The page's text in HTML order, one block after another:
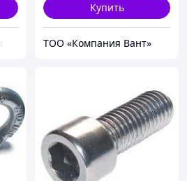
Купить
ТОО «Компания Вант»